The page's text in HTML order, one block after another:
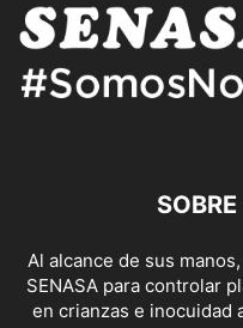
Al alcance de sus
SENASA para controlar
en crianzas e inocuidad